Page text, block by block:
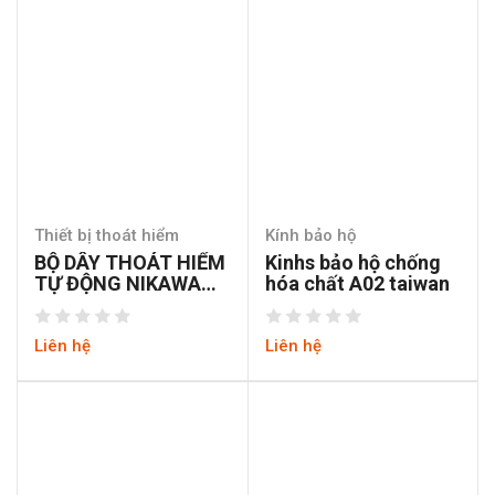
Thiết bị thoát hiểm
BỘ DÂY THOÁT HIỂM
TỰ ĐỘNG NIKAWA
KDD-11F
Liên hệ
Kính bảo hộ
Kinhs bảo hộ chống
hóa chất A02 taiwan
Liên hệ